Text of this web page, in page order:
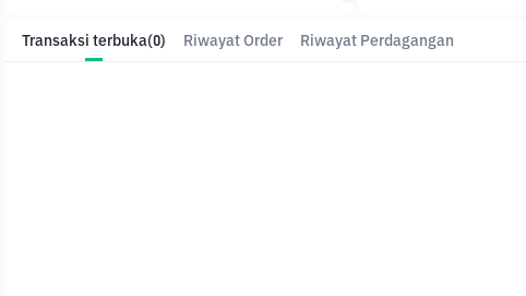
Transaksi terbuka(0) Riwayat Order Riwayat Perdagangan